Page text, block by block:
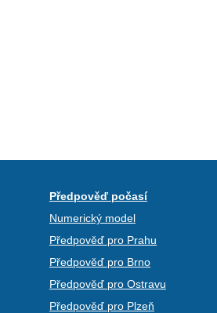
Předpověď počasí
Numerický model
Předpověď pro Prahu
Předpověď pro Brno
Předpověď pro Ostravu
Předpověď pro Plzeň